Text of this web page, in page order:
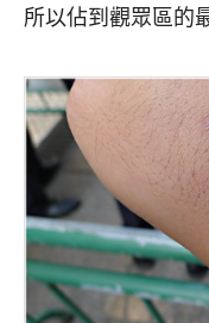
所以佔到觀眾區的